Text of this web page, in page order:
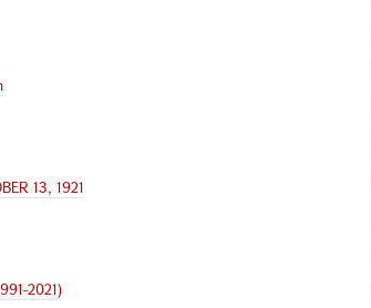
13, 1921
2021)